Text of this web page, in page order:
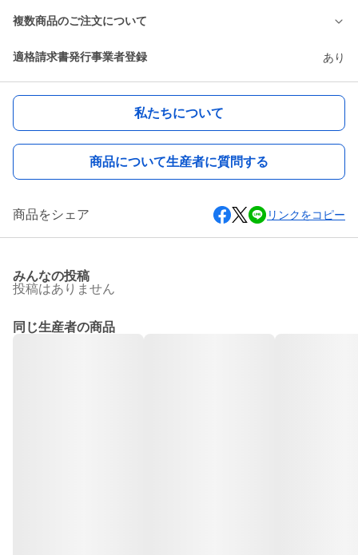
複数商品のご注文について
適格請求書発行事業者登録 あり
私たちについて
商品について生産者に質問する
商品をシェア リンクをコピー
みんなの投稿
投稿はありません
同じ生産者の商品